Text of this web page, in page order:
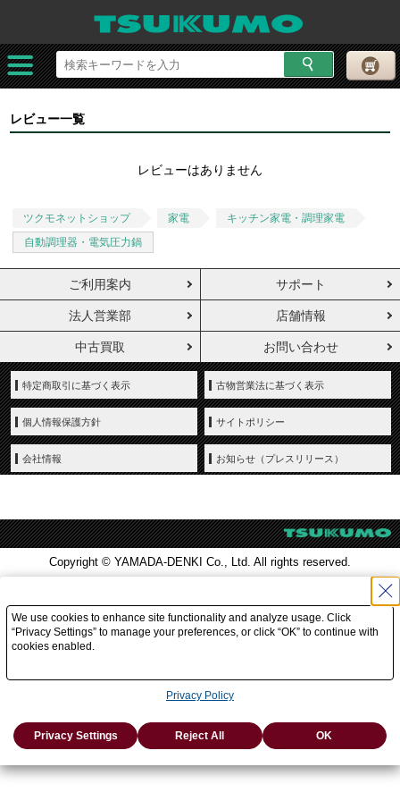
レビュー一覧
レビューはありません
ツクモネットショップ 家電
キッチン家電・調理家電
自動調理器・電気圧力鍋
ご利用案内 サポート
法人営業部 店舗情報
中古買取 お問い合わせ
特定商取引に基づく表示 古物営業法に基づく表示
個人情報保護方針 サイトポリシー
会社情報 お知らせ（プレスリリース）
Copyright © YAMADA-DENKI Co., Ltd. All rights reserved.
We use cookies to enhance site functionality and analyze usage. Click
“Privacy Settings” to manage your preferences, or click “OK” to continue with
cookies enabled.
Privacy Policy
Privacy Settings Reject All OK